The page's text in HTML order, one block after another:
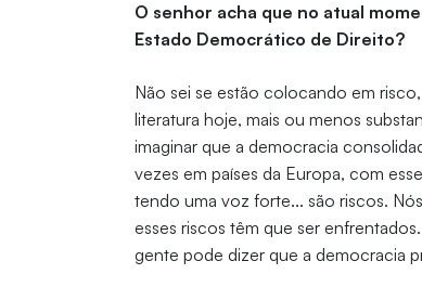
O senhor acha que no atual
Estado Democrático de Direito?
Não sei se estão colocando em
literatura hoje, mais ou menos
imaginar que a democracia
vezes em países da Europa, com
tendo uma voz forte... são riscos.
esses riscos têm que ser
gente pode dizer que a democracia